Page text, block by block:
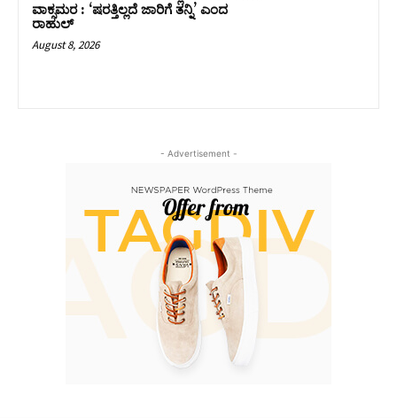
ವಾಕ್ಸಮರ : ‘ಷರತ್ತಿಲ್ಲದೆ ಜಾರಿಗೆ ತನ್ನಿ’ ಎಂದ
ರಾಹುಲ್‌
August 8, 2026
- Advertisement -